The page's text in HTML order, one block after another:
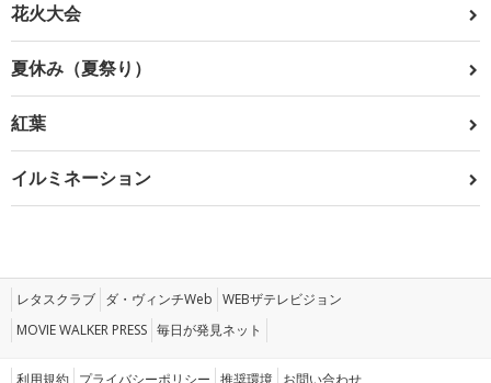
花火大会
夏休み（夏祭り）
紅葉
イルミネーション
レタスクラブ ダ・ヴィンチWeb WEBザテレビジョン
MOVIE WALKER PRESS 毎日が発見ネット
利用規約 プライバシーポリシー 推奨環境 お問い合わせ